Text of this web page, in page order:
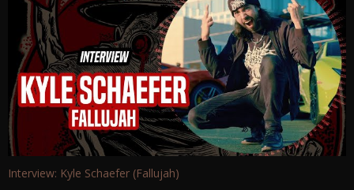
Interview: Kyle Schaefer (Fallujah)